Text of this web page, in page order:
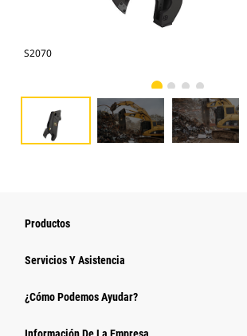
S2070
Productos
Servicios Y Asistencia
¿Cómo Podemos Ayudar?